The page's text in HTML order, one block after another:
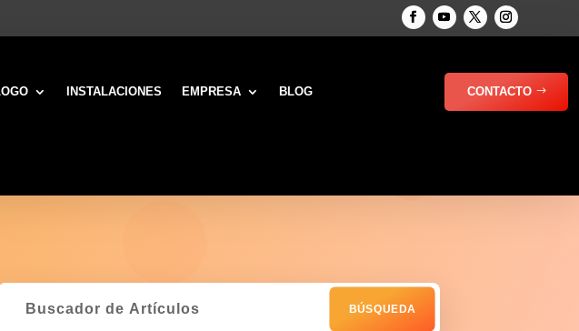
INSTALACIONES EMPRESA BLOG CONTACTO